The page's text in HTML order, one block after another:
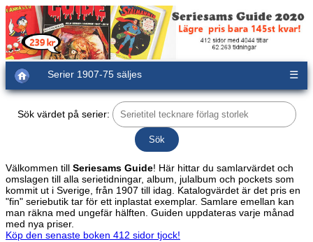
Serier 1907-75 säljes ☰
Sök värdet på serier:
Välkommen till Seriesams Guide! Här hittar du samlarvärdet och
omslagen till alla serietidningar, album, julalbum och pockets som
kommit ut i Sverige, från 1907 till idag. Katalogvärdet är det pris en
"fin" seriebutik tar för ett inplastat exemplar. Samlare emellan kan
man räkna med ungefär hälften. Guiden uppdateras varje månad
med nya priser.
Köp den senaste boken 412 sidor tjock!